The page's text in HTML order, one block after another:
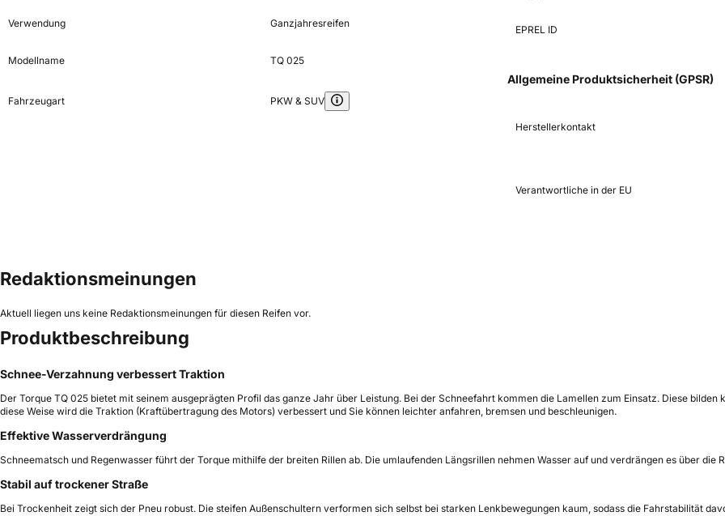
Verwendung Ganzjahresreifen
Modellname TQ 025
Fahrzeugart PKW & SUV
EPREL ID
Allgemeine Produktsicherheit (GPSR)
Herstellerkontakt
Verantwortliche in der EU
Redaktionsmeinungen
Aktuell liegen uns keine Redaktionsmeinungen für diesen Reifen vor.
Produktbeschreibung
Schnee-Verzahnung verbessert Traktion
Der Torque TQ 025 bietet mit seinem ausgeprägten Profil das ganze Jahr über Leistung. Bei der Schneefahrt kommen die Lamellen zum Einsatz. Diese
diese Weise wird die Traktion (Kraftübertragung des Motors) verbessert und Sie können leichter anfahren, bremsen und beschleunigen.
Effektive Wasserverdrängung
Schneematsch und Regenwasser führt der Torque mithilfe der breiten Rillen ab. Die umlaufenden Längsrillen nehmen Wasser auf und verdrängen es über die
Stabil auf trockener Straße
Bei Trockenheit zeigt sich der Pneu robust. Die steifen Außenschultern verformen sich selbst bei starken Lenkbewegungen kaum, sodass die Fahrstabilität